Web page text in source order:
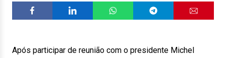
Após participar de reunião com o presidente Michel